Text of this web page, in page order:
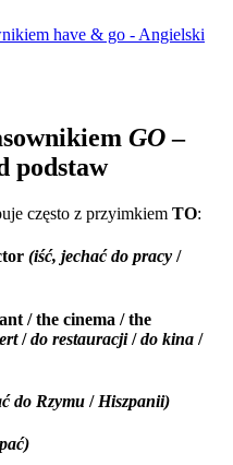
GO–
podstaw
często z przyimkiem TO:
(iść, jechać do pracy /
/ the cinema / the
/do restauracji/do kina /
do Rzymu /Hiszpanii)